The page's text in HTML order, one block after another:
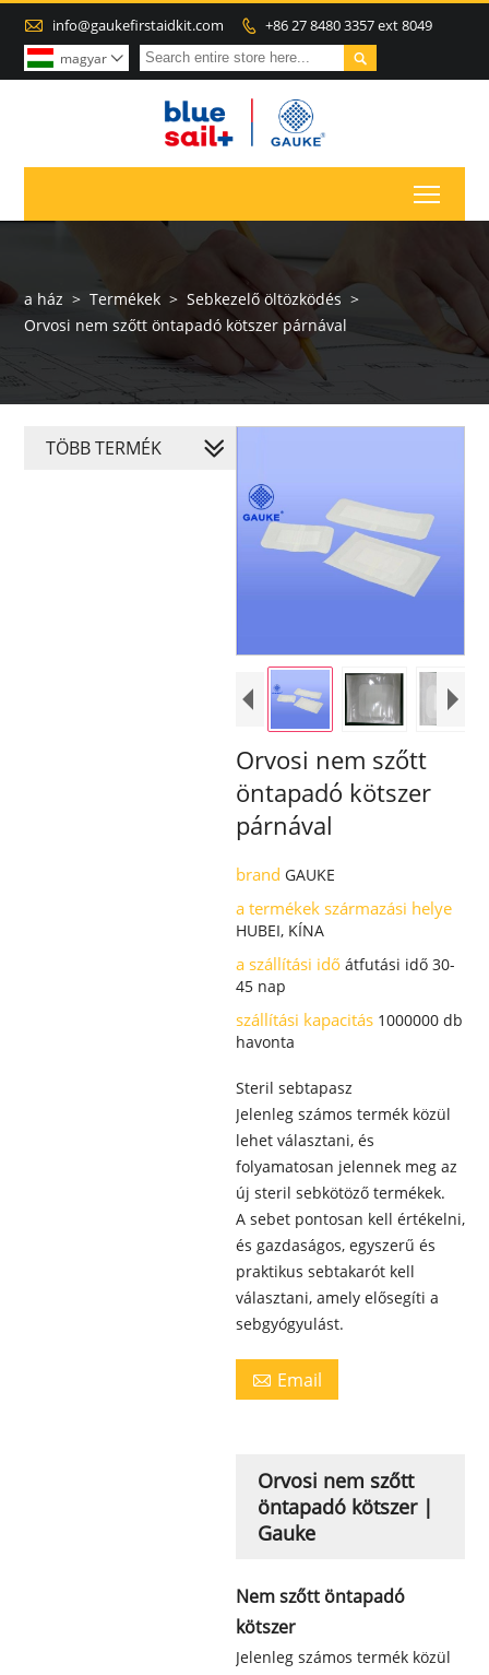
 info@gaukefirstaidkit.com  +86 27 8480 3357 ext 8049

magyar 
a ház > Termékek > Sebkezelő öltözködés >
Orvosi nem szőtt öntapadó kötszer párnával
Orvosi nem szőtt
öntapadó kötszer
párnával
brand GAUKE
a termékek származási helye
HUBEI, KÍNA
a szállítási idő átfutási idő 30-
45 nap
szállítási kapacitás 1000000 db
havonta
Steril sebtapasz
Jelenleg számos termék közül
lehet választani, és
folyamatosan jelennek meg az
új steril sebkötöző termékek.
A sebet pontosan kell értékelni,
és gazdaságos, egyszerű és
praktikus sebtakarót kell
választani, amely elősegíti a
sebgyógyulást.
 Email
Orvosi nem szőtt
öntapadó kötszer |
Gauke
Nem szőtt öntapadó
kötszer
Jelenleg számos termék közül
TÖBB TERMÉK